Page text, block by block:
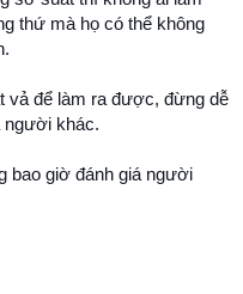
thứ mà họ có thể không
vả để làm ra được, đừng dễ
người khác.
bao giờ đánh giá người